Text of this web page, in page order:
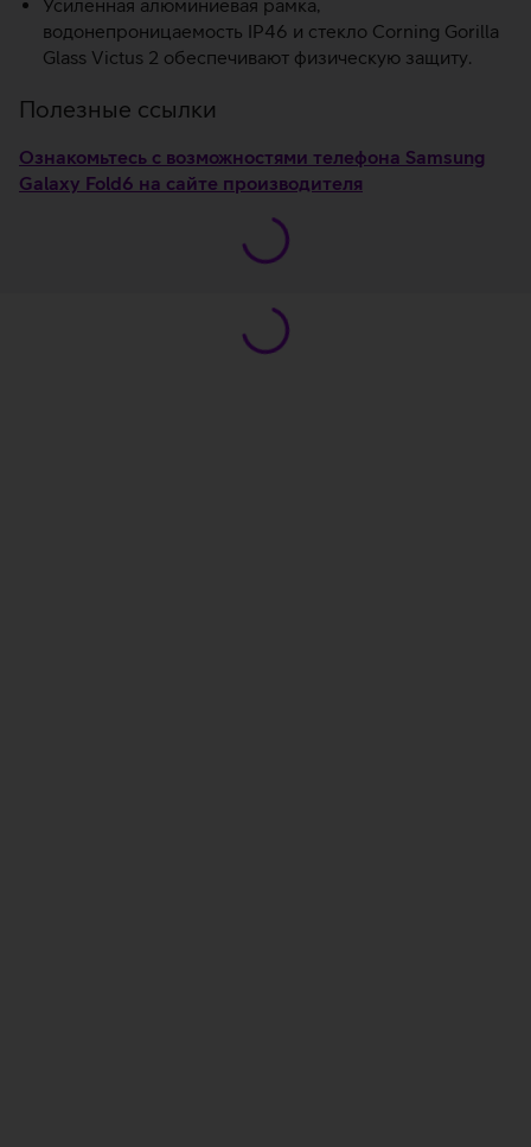
Усиленная алюминиевая рамка,
водонепроницаемость IP46 и стекло Corning Gorilla
Glass Victus 2 обеспечивают физическую защиту.
Полезные ссылки
Ознакомьтесь с возможностями телефона Samsung
Galaxy Fold6 на сайте производителя